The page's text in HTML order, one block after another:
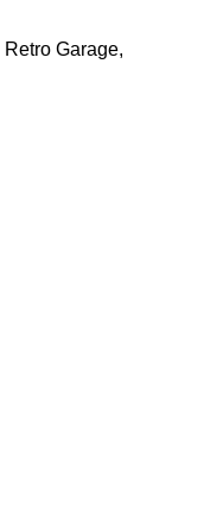
Retro Garage,